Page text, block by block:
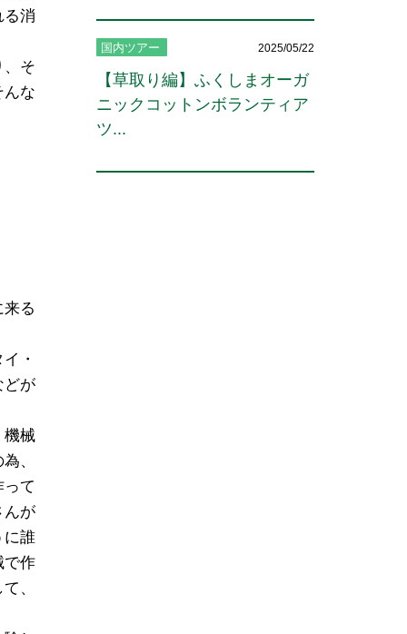
る消
、そ
んな
る
・
どが
機械
、
て
んが
に誰
で作
、
国内ツアー 2025/05/22
【草取り編】ふくしまオーガ
ニックコットンボランティア
ツ...